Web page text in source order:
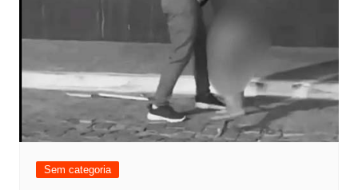
Sem categoria